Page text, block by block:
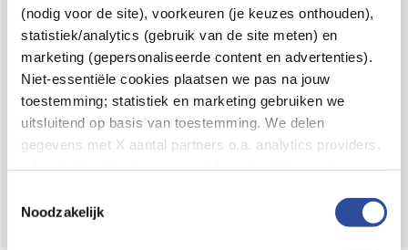
(nodig voor de site), voorkeuren (je keuzes onthouden),
statistiek/analytics (gebruik van de site meten) en
marketing (gepersonaliseerde content en advertenties).
Niet-essentiële cookies plaatsen we pas na jouw
toestemming; statistiek en marketing gebruiken we
uitsluitend op basis van toestemming. We delen
gegevens met X aantal partners o.a. analytics providers,
en de bewaartermijnen per categorie. Je kunt je keuze op
Noodzakelijk
Over DA
Klantenservice
Assortiment
VolgDAop: